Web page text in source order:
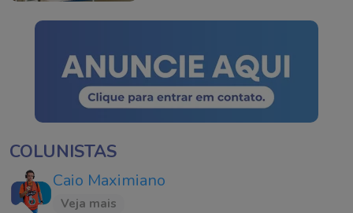
COLUNISTAS
Caio Maximiano
Veja mais